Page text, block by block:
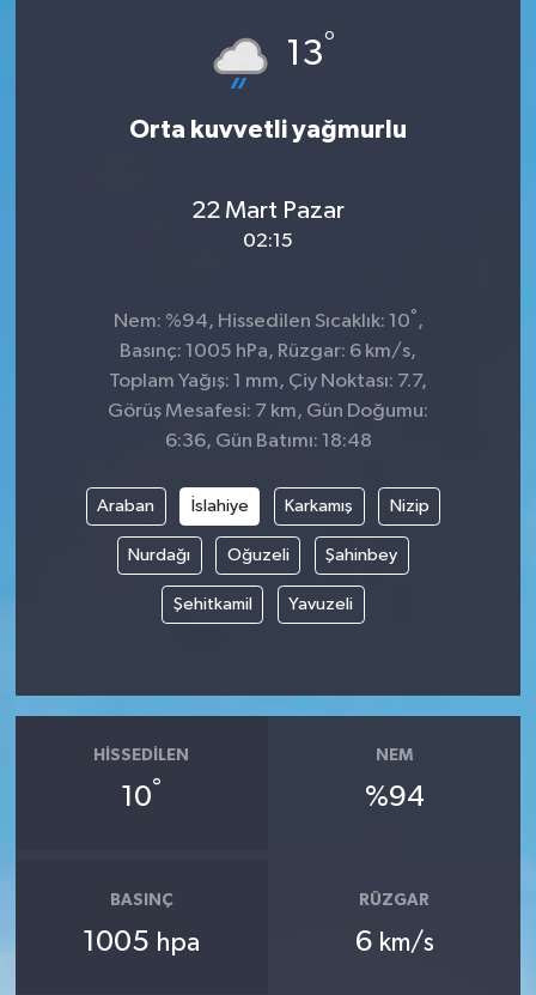
13°
Orta kuvvetli yağmurlu
22 Mart Pazar
02:15
Nem: %94, Hissedilen Sıcaklık: 10° ,
Basınç: 1005 hPa, Rüzgar: 6 km/s,
Toplam Yağış: 1 mm, Çiy Noktası: 7.7,
Görüş Mesafesi: 7 km, Gün Doğumu:
6:36, Gün Batımı: 18:48
Araban İslahiye Karkamış Nizip
Nurdağı Oğuzeli Şahinbey
Şehitkamil Yavuzeli
HISSEDILEN
10°
NEM
%94
BASINÇ
1005 hpa
RÜZGAR
6 km/s
Magazin
haber ara
Yazarlarımız
Tüm Makaleler
Videolu Haberler
Son Dakika